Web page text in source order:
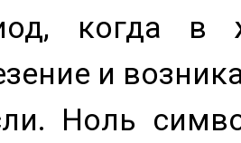
когда в
и
Ноль